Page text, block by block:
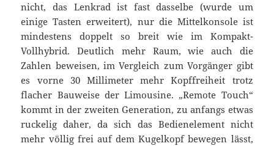
nicht, das Lenkrad ist fast dasselbe (wurde um
einige Tasten erweitert), nur die Mittelkonsole ist
mindestens doppelt so breit wie im Kompakt-
Vollhybrid. Deutlich mehr Raum, wie auch die
Zahlen beweisen, im Vergleich zum Vorgänger gibt
es vorne 30 Millimeter mehr Kopffreiheit trotz
flacher Bauweise der Limousine. „Remote Touch“
kommt in der zweiten Generation, zu anfangs etwas
ruckelig daher, da sich das Bedienelement nicht
mehr völlig frei auf dem Kugelkopf bewegen lässt,